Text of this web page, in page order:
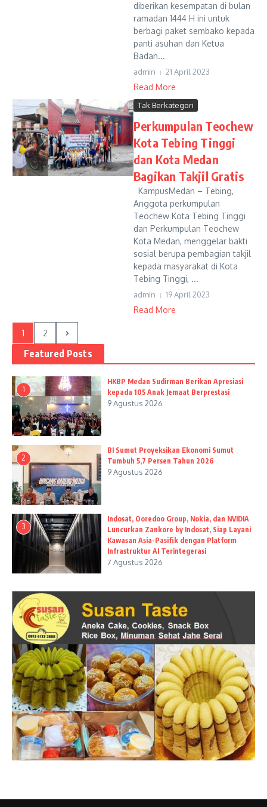
diberikan kesempatan di bulan
ramadan 1444 H ini untuk
berbagi paket sembako kepada
panti asuhan dan Ketua
Badan...
admin 21 April 2023
Read More
Tak Berkategori
Perkumpulan Teochew
Kota Tebing Tinggi
dan Kota Medan
Bagikan Takjil Gratis
KampusMedan – Tebing,
Anggota perkumpulan
Teochew Kota Tebing Tinggi
dan Perkumpulan Teochew
Kota Medan, menggelar bakti
sosial berupa pembagian takjil
kepada masyarakat di Kota
Tebing Tinggi, ...
admin 19 April 2023
Read More
1 2
Featured Posts
1
HKBP Medan Sudirman Berikan Apresiasi
kepada 105 Anak Jemaat Berprestasi
9 Agustus 2026
2
BI Sumut Proyeksikan Ekonomi Sumut
Tumbuh 5,7 Persen Tahun 2026
9 Agustus 2026
3
Indosat, Ooredoo Group, Nokia, dan NVIDIA
Luncurkan Zankore by Indosat, Siap Layani
Kawasan Asia-Pasifik dengan Platform
Infrastruktur AI Terintegerasi
7 Agustus 2026